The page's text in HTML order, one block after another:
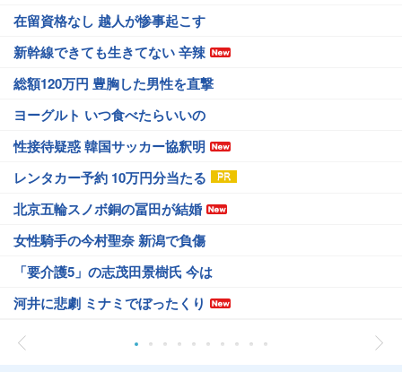
在留資格なし 越人が惨事起こす
新幹線できても生きてない 辛辣
総額120万円 豊胸した男性を直撃
ヨーグルト いつ食べたらいいの
性接待疑惑 韓国サッカー協釈明
レンタカー予約 10万円分当たる
北京五輪スノボ銅の冨田が結婚
女性騎手の今村聖奈 新潟で負傷
「要介護5」の志茂田景樹氏 今は
河井に悲劇 ミナミでぼったくり